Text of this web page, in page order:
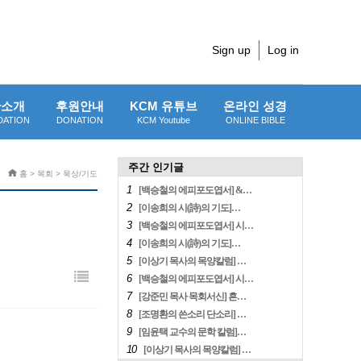
Sign up Log in
개 후원안내
DONATION
KCM 유튜브
KCM Youtube
온라인 성경
ONLINE BIBLE
홈 > 목회 > 묵상/기도
주간 인기글
1
[백승철의 에피포도엽서] &…
2 [이송희의 시(詩)의 기도]…
3 [백승철의 에피포도엽서] 시…
4 [이송희의 시(詩)의 기도]…
5 [이상기 목사의 목양칼럼] …
6 [백승철의 에피포도엽서] 시…
7 [강준민 목사 목회서신] 흔…
8 [조명환의 쓴소리 단소리] …
9 [임윤택 교수의 문학 칼럼]…
10 [이상기 목사의 목양칼럼] …